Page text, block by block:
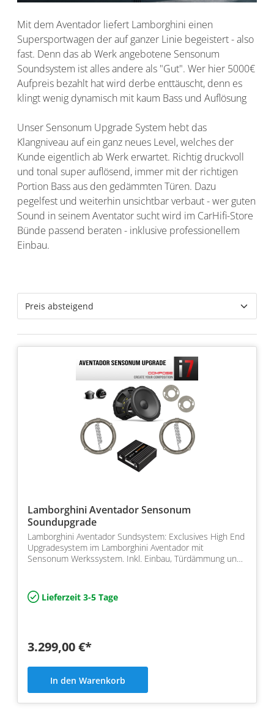
Mit dem Aventador liefert Lamborghini einen
Supersportwagen der auf ganzer Linie begeistert - also
fast. Denn das ab Werk angebotene Sensonum
Soundsystem ist alles andere als "Gut". Wer hier 5000€
Aufpreis bezahlt hat wird derbe enttäuscht, denn es
klingt wenig dynamisch mit kaum Bass und Auflösung
Unser Sensonum Upgrade System hebt das
Klangniveau auf ein ganz neues Level, welches der
Kunde eigentlich ab Werk erwartet. Richtig druckvoll
und tonal super auflösend, immer mit der richtigen
Portion Bass aus den gedämmten Türen. Dazu
pegelfest und weiterhin unsichtbar verbaut - wer guten
Sound in seinem Aventator sucht wird im CarHifi-Store
Bünde passend beraten - inklusive professionellem
Einbau.
Lamborghini Aventador Sensonum
Soundupgrade
Lamborghini Aventador Sundsystem: Exclusives High End
Upgradesystem im Lamborghini Aventador mit
Sensonum Werkssystem. Inkl. Einbau, Türdämmung und
Lieferzeit 3-5 Tage
3.299,00 €*
In den Warenkorb